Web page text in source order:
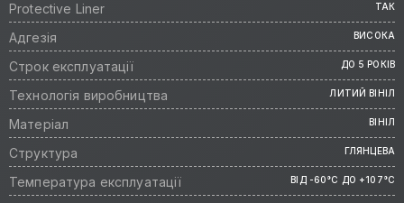
Protective Liner ТАК
Адгезія ВИСОКА
Строк експлуатації ДО 5 РОКІВ
Технологія виробництва ЛИТИЙ ВІНІЛ
Матеріал ВІНІЛ
Структура ГЛЯНЦЕВА
Температура експлуатації ВІД -60°C ДО +107°C